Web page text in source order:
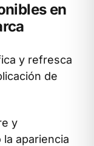
en
y refresca
de
y
apariencia